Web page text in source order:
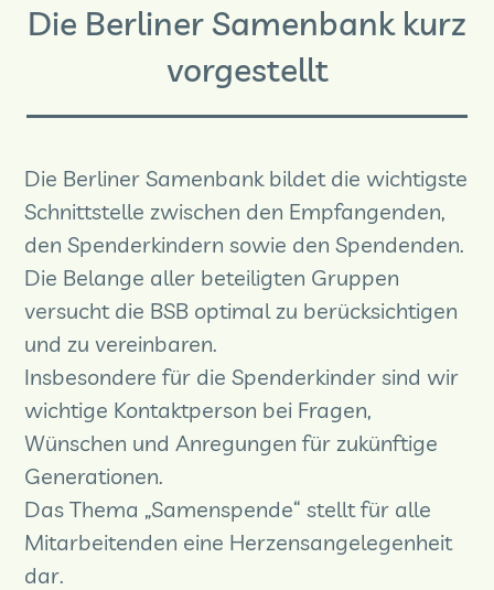
Die Berliner Samenbank kurz
vorgestellt
Die BerlinerSamenbankbildet die wichtigste
Schnittstelle zwischen den Empfangenden,
den Spenderkindern sowie den Spendenden.
Die Belange aller beteiligten Gruppen
versucht die BSB optimal zu berücksichtigen
und zu vereinbaren.
Insbesondere für die Spenderkinder sind wir
wichtige Kontaktperson bei Fragen,
Wünschen und Anregungen für zukünftige
Generationen.
Das Thema „Samenspende“ stellt für alle
Mitarbeitenden eine Herzensangelegenheit
dar.